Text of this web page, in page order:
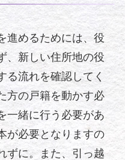
進めるためには、役
、新しい住所地の役
る流れを確認してく
方の戸籍を動かす必
一緒に行う必要があ
が必要となりますの
ずに。また、引っ越